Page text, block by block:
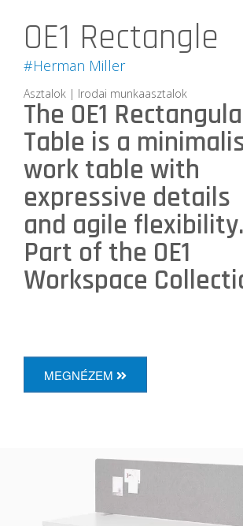
OE1 Rectangle
#Herman Miller
Asztalok | Irodai munkaasztalok
The OE1
Table is a
work table with
expressive details
and agile flexibility.
Part of the OE1
Workspace
MEGNÉZEM